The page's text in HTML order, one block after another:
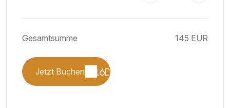
Gesamtsumme 145 EUR
Jetzt Buchen